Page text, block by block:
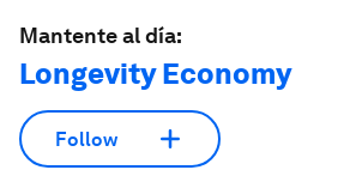
Mantente al día:
Longevity Economy
Follow